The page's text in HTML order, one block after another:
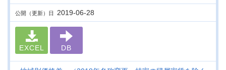
公開（更新）日 2019-06-28
EXCEL DB